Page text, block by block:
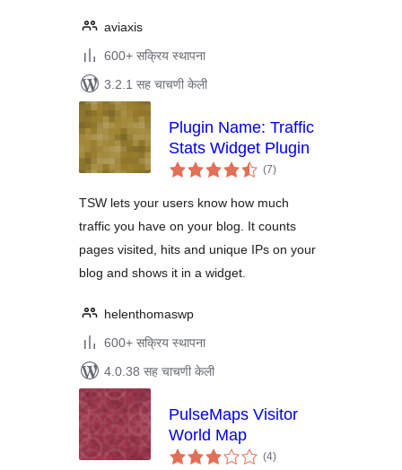
aviaxis
600+ सक्रिय स्थापना
3.2.1 सह चाचणी केली
Plugin Name: Traffic
Stats Widget Plugin
(7एकूण
मूल्यांकन
)
TSW lets your users know how much
traffic you have on your blog. It counts
pages visited, hits and unique IPs on your
blog and shows it in a widget.
helenthomaswp
600+ सक्रिय स्थापना
4.0.38 सह चाचणी केली
PulseMaps Visitor
World Map
(4एकूण
मूल्यांकन
)